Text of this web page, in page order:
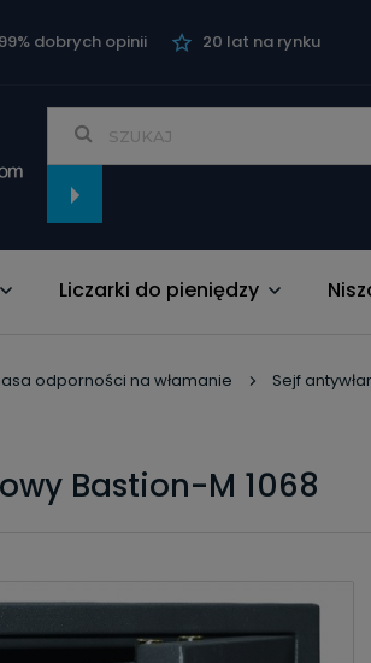
99% dobrych opinii 20 lat na rynku
Liczarki do pieniędzy
odporności na włamanie Sejf
Bastion-M 1068